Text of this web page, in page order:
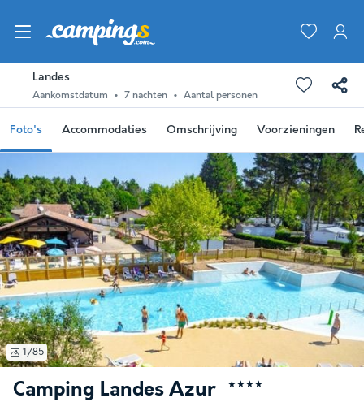
Landes
Aankomstdatum 7 nachten Aantal personen
Foto's Accommodaties Omschrijving Voorzieningen
Camping Landes Azur ★★★★
1/85